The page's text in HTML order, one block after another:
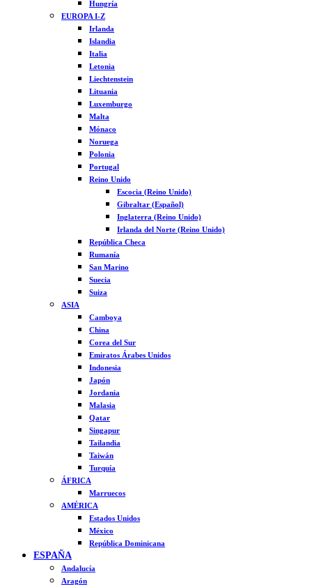
Hungría
EUROPA I-Z
Irlanda
Islandia
Italia
Letonia
Liechtenstein
Lituania
Luxemburgo
Malta
Mónaco
Noruega
Polonia
Portugal
Reino Unido
Escocia (Reino Unido)
Gibraltar (Español)
Inglaterra (Reino Unido)
Irlanda del Norte (Reino Unido)
República Checa
Rumanía
San Marino
Suecia
Suiza
ASIA
Camboya
China
Corea del Sur
Emiratos Árabes Unidos
Indonesia
Japón
Jordania
Malasia
Qatar
Singapur
Tailandia
Taiwán
Turquía
ÁFRICA
Marruecos
AMÉRICA
Estados Unidos
México
República Dominicana
ESPAÑA
Andalucía
Aragón